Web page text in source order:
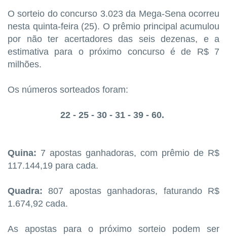
O sorteio do concurso 3.023 da Mega-Sena ocorreu
nesta quinta-feira (25). O prêmio principal acumulou
por não ter acertadores das seis dezenas, e a
estimativa para o próximo concurso é de R$ 7
milhões.
Os números sorteados foram:
22 - 25 - 30 - 31 - 39 - 60.
Quina: 7 apostas ganhadoras, com prêmio de R$
117.144,19 para cada.
Quadra: 807 apostas ganhadoras, faturando R$
1.674,92 cada.
As apostas para o próximo sorteio podem ser